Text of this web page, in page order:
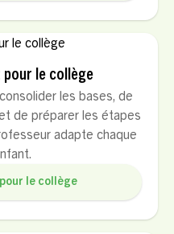
le collège
les bases, de
de préparer les étapes
adapte chaque
le collège